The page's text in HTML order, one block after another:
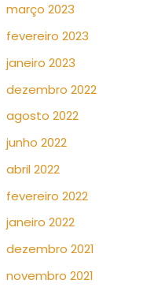
março 2023
fevereiro 2023
janeiro 2023
dezembro 2022
agosto 2022
junho 2022
abril 2022
fevereiro 2022
janeiro 2022
dezembro 2021
novembro 2021